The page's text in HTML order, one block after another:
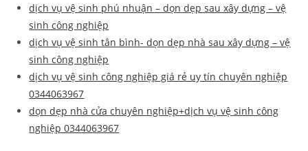
dịch vụ vệ sinh phú nhuận – dọn dẹp sau xây dựng – vệ
sinh công nghiệp
dịch vụ vệ sinh tân bình- dọn dẹp nhà sau xây dựng – vệ
sinh công nghiệp
dịch vụ vệ sinh công nghiệp giá rẻ uy tín chuyên nghiệp
0344063967
dọn dẹp nhà cửa chuyên nghiệp+dịch vụ vệ sinh công
nghiệp 0344063967